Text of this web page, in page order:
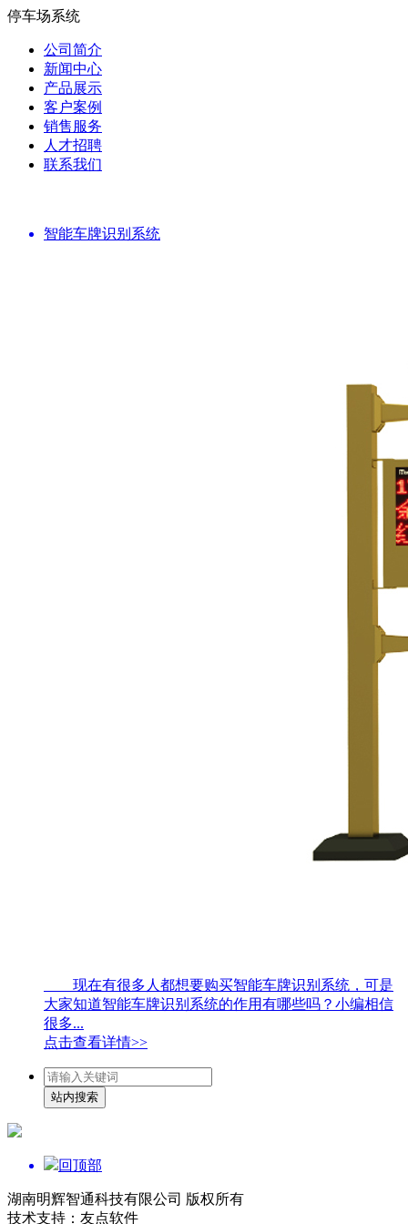
停车场系统
公司简介
新闻中心
产品展示
客户案例
销售服务
人才招聘
联系我们
智能车牌识别系统
现在有很多人都想要购买智能车牌识别系统，可是
大家知道智能车牌识别系统的作用有哪些吗？小编相信
很多...
点击查看详情>>
回顶部
湖南明辉智通科技有限公司 版权所有
技术支持：友点软件